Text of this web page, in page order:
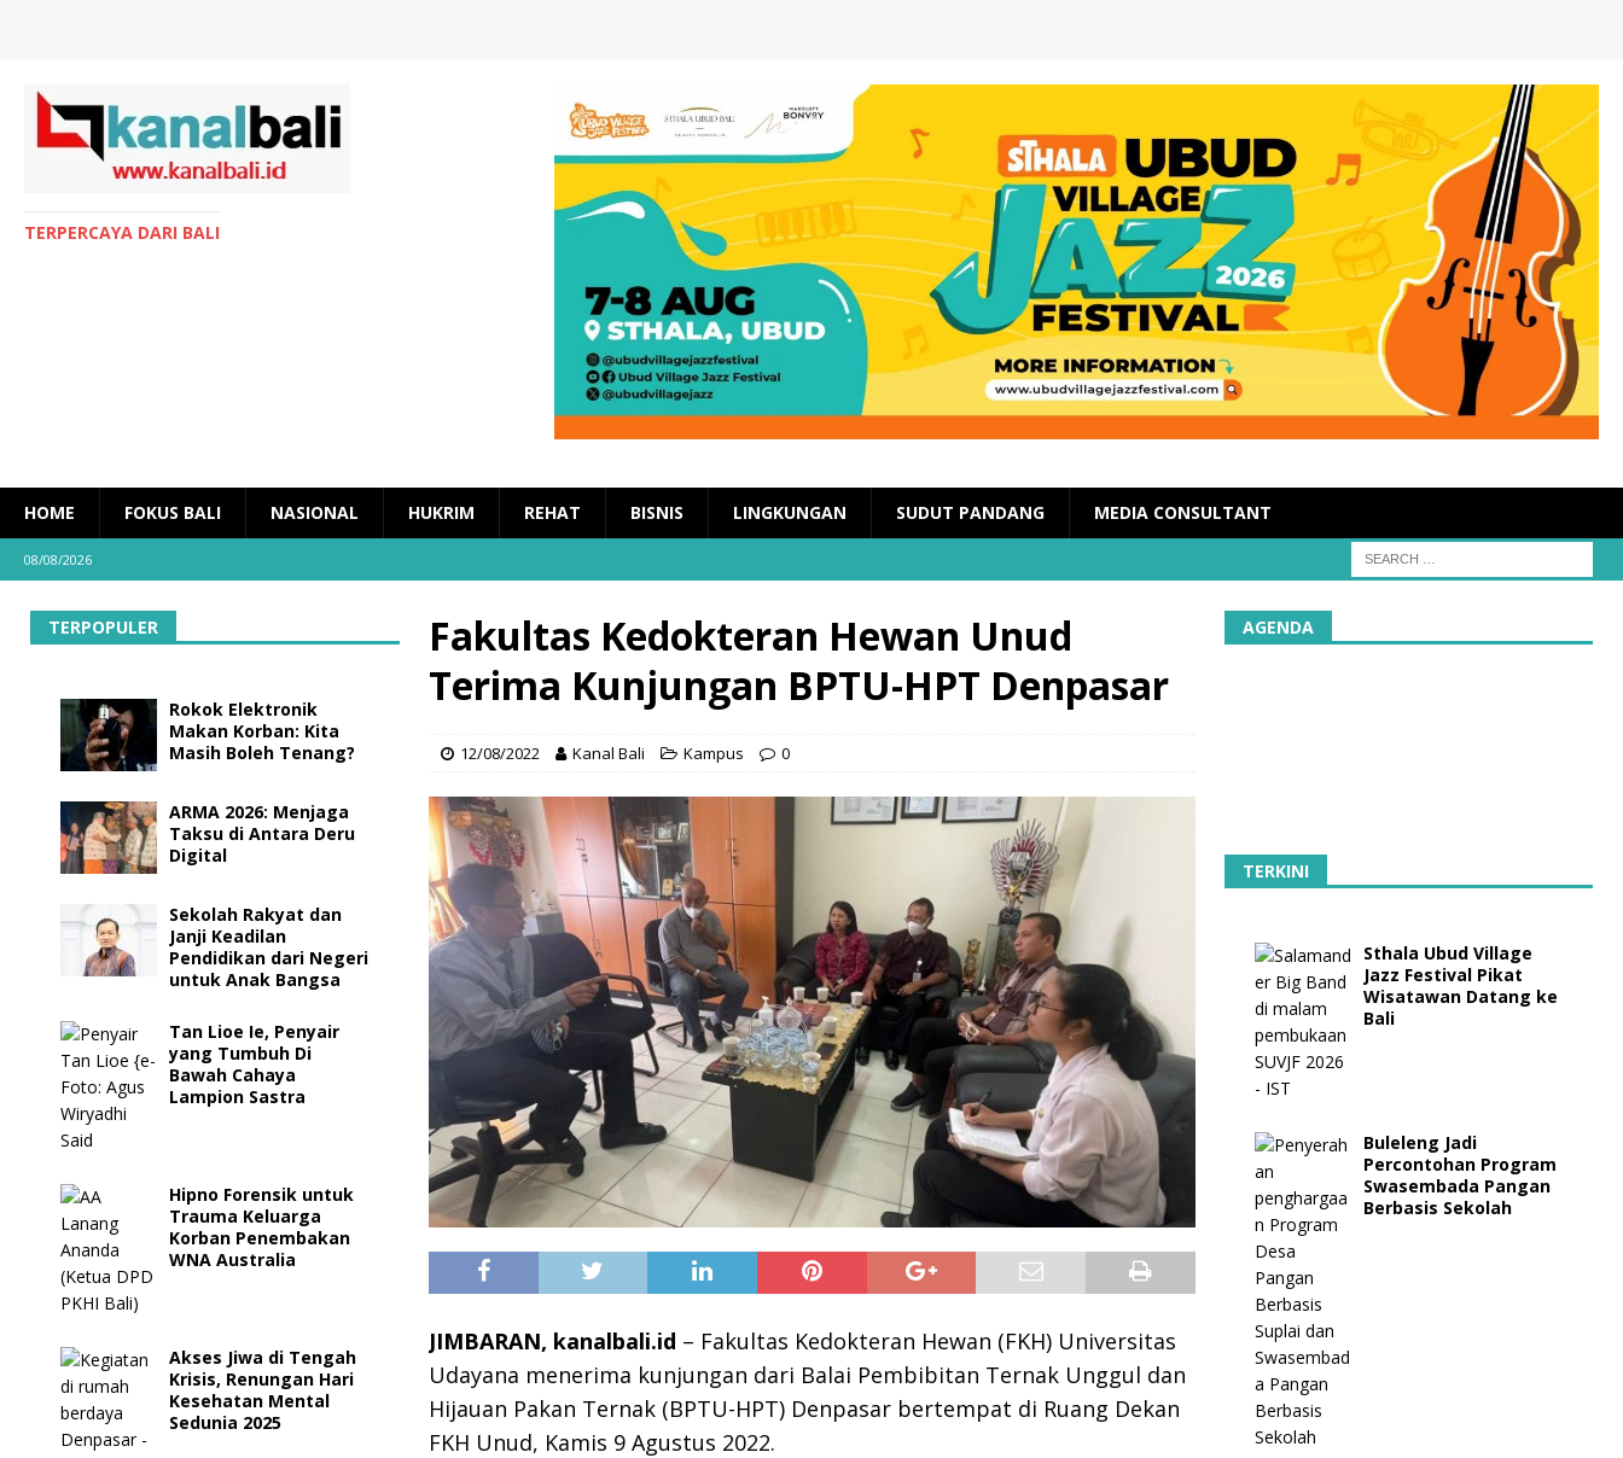
TERPERCAYA DARI BALI
HOME FOKUS BALI NASIONAL HUKRIM REHAT BISNIS LINGKUNGAN SUDUT PANDANG MEDIA CONSULTANT
08/08/2026
Fakultas Kedokteran Hewan Unud
Terima Kunjungan BPTU-HPT Denpasar
12/08/2022 Kanal Bali Kampus 0
JIMBARAN, kanalbali.id – Fakultas Kedokteran Hewan (FKH) Universitas
Udayana menerima kunjungan dari Balai Pembibitan Ternak Unggul dan
Hijauan Pakan Ternak (BPTU-HPT) Denpasar bertempat di Ruang Dekan
FKH Unud, Kamis 9 Agustus 2022.
TERPOPULER
Rokok Elektronik
Makan Korban: Kita
Masih Boleh Tenang?
ARMA 2026: Menjaga
Taksu di Antara Deru
Digital
Sekolah Rakyat dan
Janji Keadilan
Pendidikan dari Negeri
untuk Anak Bangsa
Tan Lioe Ie, Penyair
yang Tumbuh Di
Bawah Cahaya
Lampion Sastra
Hipno Forensik untuk
Trauma Keluarga
Korban Penembakan
WNA Australia
Akses Jiwa di Tengah
Krisis, Renungan Hari
Kesehatan Mental
Sedunia 2025
AGENDA
TERKINI
Sthala Ubud Village
Jazz Festival Pikat
Wisatawan Datang ke
Bali
Buleleng Jadi
Percontohan Program
Swasembada Pangan
Berbasis Sekolah